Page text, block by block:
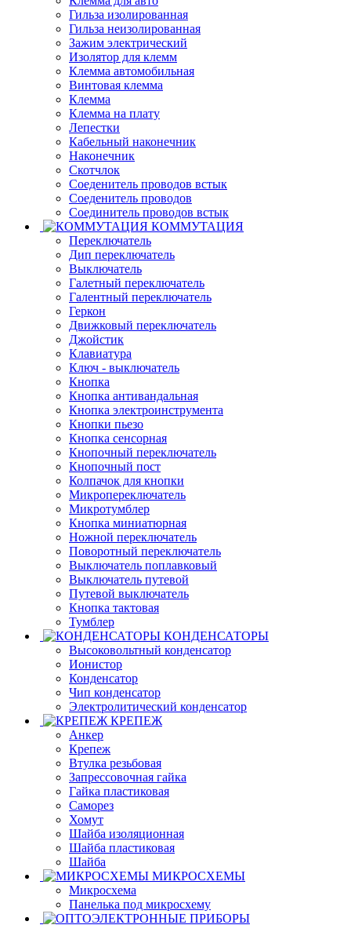
Гильза изолированная
Гильза неизолированная
Зажим электрический
Изолятор для клемм
Клемма автомобильная
Винтовая клемма
Клемма
Клемма на плату
Лепестки
Кабельный наконечник
Наконечник
Скотчлок
Соеденитель проводов встык
Соеденитель проводов
Соединитель проводов встык
КОММУТАЦИЯ
Переключатель
Дип переключатель
Выключатель
Галетный переключатель
Галентный переключатель
Геркон
Движковый переключатель
Джойстик
Клавиатура
Ключ - выключатель
Кнопка
Кнопка антивандальная
Кнопка электроинструмента
Кнопки пьезо
Кнопка сенсорная
Кнопочный переключатель
Кнопочный пост
Колпачок для кнопки
Микропереключатель
Микротумблер
Кнопка миниатюрная
Ножной переключатель
Поворотный переключатель
Выключатель поплавковый
Выключатель путевой
Путевой выключатель
Кнопка тактовая
Тумблер
КОНДЕНСАТОРЫ
Высоковольтный конденсатор
Ионистор
Конденсатор
Чип конденсатор
Электролитический конденсатор
КРЕПЕЖ
Анкер
Крепеж
Втулка резьбовая
Запрессовочная гайка
Гайка пластиковая
Саморез
Хомут
Шайба изоляционная
Шайба пластиковая
Шайба
МИКРОСХЕМЫ
Микросхема
Панелька под микросхему